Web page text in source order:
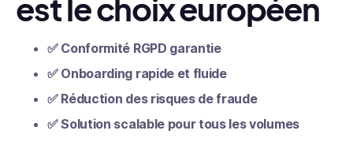
est le choix européen
✅ Conformité RGPD garantie
✅ Onboarding rapide et fluide
✅ Réduction des risques de fraude
✅Solution scalable pour tous les volumes